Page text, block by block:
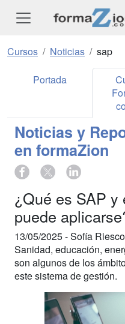
Cursos Noticias sap
Portada
Noticias y
en formaZion
¿Qué es SAP y
puede
13/05/2025 -Sofía Riesco
Sanidad, educación,
son algunos de los
este sistema de gestión.